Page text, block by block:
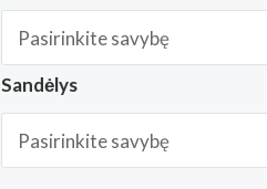
Sandėlys